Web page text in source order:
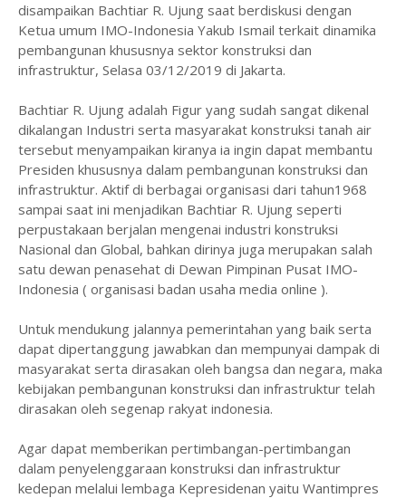
disampaikan Bachtiar R. Ujung saat berdiskusi dengan
Ketua umum IMO-Indonesia Yakub Ismail terkait dinamika
pembangunan khususnya sektor konstruksi dan
infrastruktur, Selasa 03/12/2019 di Jakarta.
Bachtiar R. Ujung adalah Figur yang sudah sangat dikenal
dikalangan Industri serta masyarakat konstruksi tanah air
tersebut menyampaikan kiranya ia ingin dapat membantu
Presiden khususnya dalam pembangunan konstruksi dan
infrastruktur. Aktif di berbagai organisasi dari tahun1968
sampai saat ini menjadikan Bachtiar R. Ujung seperti
perpustakaan berjalan mengenai industri konstruksi
Nasional dan Global, bahkan dirinya juga merupakan salah
satu dewan penasehat di Dewan Pimpinan Pusat IMO-
Indonesia ( organisasi badan usaha media online ).
Untuk mendukung jalannya pemerintahan yang baik serta
dapat dipertanggung jawabkan dan mempunyai dampak di
masyarakat serta dirasakan oleh bangsa dan negara, maka
kebijakan pembangunan konstruksi dan infrastruktur telah
dirasakan oleh segenap rakyat indonesia.
Agar dapat memberikan pertimbangan-pertimbangan
dalam penyelenggaraan konstruksi dan infrastruktur
kedepan melalui lembaga Kepresidenan yaitu Wantimpres